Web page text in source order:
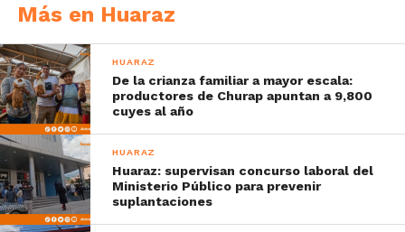
Más en Huaraz
HUARAZ
De la crianza familiar a mayor escala:
productores de Churap apuntan a 9,800
cuyes al año
HUARAZ
Huaraz: supervisan concurso laboral del
Ministerio Público para prevenir
suplantaciones